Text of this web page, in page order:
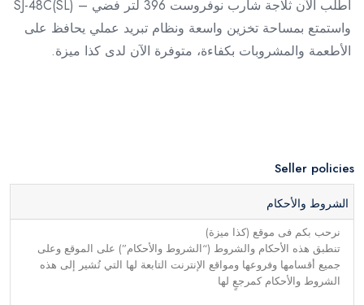
اطلب الآن ثلاجة شارب نوفروست 396 لتر فضي – SJ-48C(SL)
واستمتع بمساحة تخزين واسعة ونظام تبريد عملي يحافظ على
الأطعمة والمشروبات بكفاءة، متوفرة الآن لدى كذا ميزة.
Seller policies
الشروط والأحكام
نرحب بكم فى موقع (كذا ميزة)
تنطبق هذه الأحكام والشروط (“الشروط والأحكام”) على الموقع وعلى
جميع أقسامها وفروعها ومواقع الإنترنت التابعة لها التي تُشير إلى هذه
الشروط والأحكام كمرجعٍ لها